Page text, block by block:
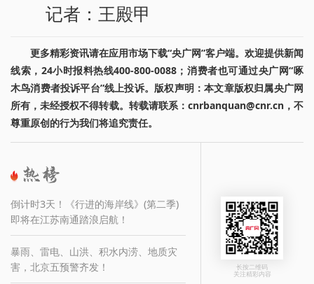
记者：王殿甲
更多精彩资讯请在应用市场下载“央广网”客户端。欢迎提供新闻
线索，24小时报料热线400-800-0088；消费者也可通过央广网“啄
木鸟消费者投诉平台”线上投诉。版权声明：本文章版权归属央广网
所有，未经授权不得转载。转载请联系：cnrbanquan@cnr.cn，不
尊重原创的行为我们将追究责任。
倒计时3天！《行进的海岸线》(第二季)
即将在江苏南通踏浪启航！
暴雨、雷电、山洪、积水内涝、地质灾
害，北京五预警齐发！
长按二维码
关注精彩内容